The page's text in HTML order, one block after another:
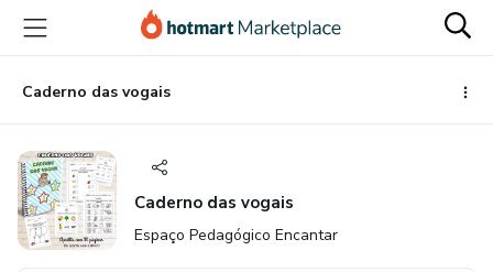
para
conteúdo
principal
para
pagamento
para
rodapéCaderno das vogais
Caderno das vogais
Espaço Pedagógico Encantar